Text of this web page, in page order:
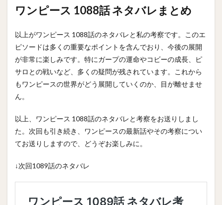
ワンピース 1088話 ネタバレまとめ
以上がワンピース 1088話のネタバレと私の考察です。このエ
ピソードは多くの重要なポイントを含んでおり、今後の展開
が非常に楽しみです。特にガープの運命やコビーの成長、ピ
サロとの戦いなど、多くの疑問が残されています。これから
もワンピースの世界がどう展開していくのか、目が離せませ
ん。
以上、ワンピース 1088話のネタバレと考察をお送りしまし
た。次回も引き続き、ワンピースの最新話やその考察につい
てお送りしますので、どうぞお楽しみに。
↓次回1089話のネタバレ